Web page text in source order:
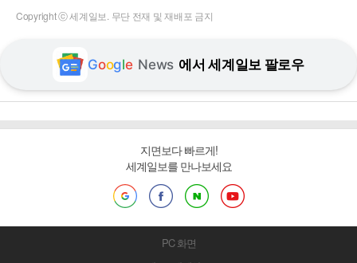
Copyright ⓒ 세계일보. 무단 전재 및 재배포 금지
Google News 에서 세계일보 팔로우
지면보다 빠르게!
세계일보를 만나보세요
PC 화면